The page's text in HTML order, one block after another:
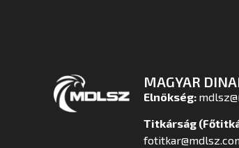
MAGYAR
Elnökség:
Titkárság